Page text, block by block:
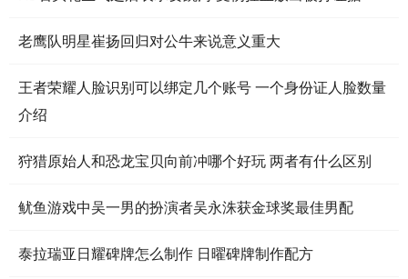
老鹰队明星崔扬回归对公牛来说意义重大
王者荣耀人脸识别可以绑定几个账号 一个身份证人脸数量
介绍
狩猎原始人和恐龙宝贝向前冲哪个好玩 两者有什么区别
鱿鱼游戏中吴一男的扮演者吴永洙获金球奖最佳男配
泰拉瑞亚日耀碑牌怎么制作 日曜碑牌制作配方